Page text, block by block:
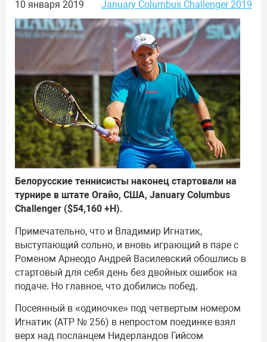
10 января 2019 January Columbus Challenger 2019
Белорусские теннисисты наконец стартовали на
турнире в штате Огайо, США, January Columbus
Challenger ($54,160 +H).
Примечательно, что и Владимир Игнатик,
выступающий сольно, и вновь играющий в паре с
Роменом Арнеодо Андрей Василевский обошлись в
стартовый для себя день без двойных ошибок на
подаче. Но главное, что добились побед.
Посеянный в «одиночке» под четвертым номером
Игнатик (АТР № 256) в непростом поединке взял
верх над посланцем Нидерландов Гийсом